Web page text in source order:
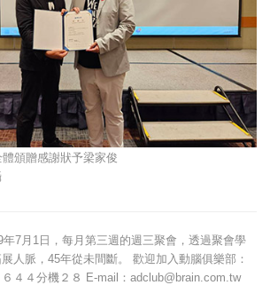
頒贈感謝狀予梁家俊
7月1日，每月第三週的週三聚會，透過聚會學
人脈，45年從未間斷。 歡迎加入動腦俱樂部：
６４４分機２８ E-mail：adclub@brain.com.tw